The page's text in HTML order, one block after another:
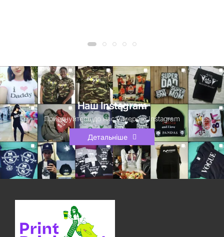
Наш Instagram
Приєднуйтесь до нас у мережі Instagram
Детальніше